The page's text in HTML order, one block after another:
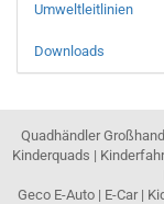
Umweltleitlinien
Downloads
Quadhändler
Kinderquads |
Geco E-Auto | E-Car |